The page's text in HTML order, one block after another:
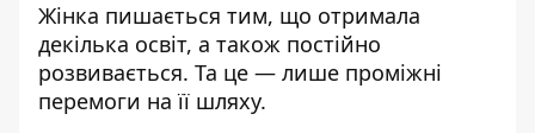
Жінка пишається тим, що отримала
декілька освіт, а також постійно
розвивається. Та це — лише проміжні
перемоги на її шляху.